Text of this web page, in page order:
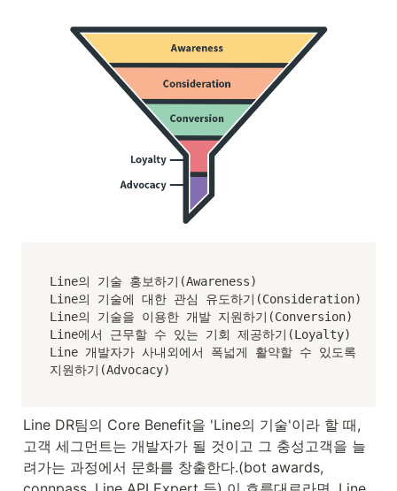
Line의 기술 홍보하기(Awareness)
Line의 기술에 대한 관심 유도하기(Consideration)
Line의 기술을 이용한 개발 지원하기(Conversion)
Line에서 근무할 수 있는 기회 제공하기(Loyalty)
Line 개발자가 사내외에서 폭넓게 활약할 수 있도록
지원하기(Advocacy)
Line DR팀의 Core Benefit을 'Line의 기술'이라 할 때,
고객 세그먼트는 개발자가 될 것이고 그 충성고객을 늘
려가는 과정에서 문화를 창출한다.(bot awards,